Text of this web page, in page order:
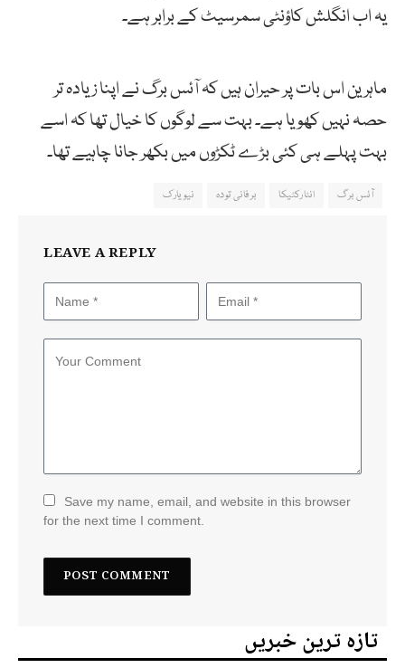
یہ اب انگلش کاؤنٹی سمرسیٹ کے برابر ہے۔
ماہرین اس بات پر حیران ہیں کہ آئس برگ نے اپنا زیادہ تر
حصہ نہیں کھویا ہے۔ بہت سے لوگوں کا خیال تھا کہ اسے
بہت پہلے ہی کئی بڑے ٹکڑوں میں بکھر جانا چاہیے تھا۔
آئس برگ انٹارکٹیکا برفانی تودہ نیویارک
LEAVE A REPLY
Save my name, email, and website in this browser
for the next time I comment.
تازہ ترین خبریں